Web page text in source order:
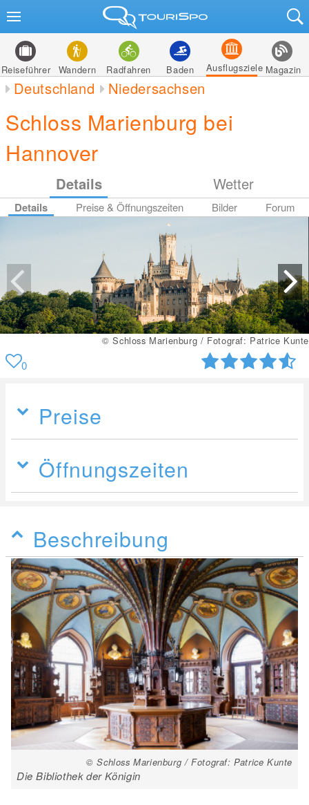
Reiseführer Wandern Radfahren Baden Ausflugsziele Magazin
Deutschland Niedersachsen
Schloss Marienburg bei
Hannover
Details Wetter
Details Preise & Öffnungszeiten Bilder Forum
© Schloss Marienburg / Fotograf: Georg Andretty
0
Preise
Öffnungszeiten
Beschreibung
© Schloss Marienburg / Fotograf: Patrice Kunte
Die Bibliothek der Königin